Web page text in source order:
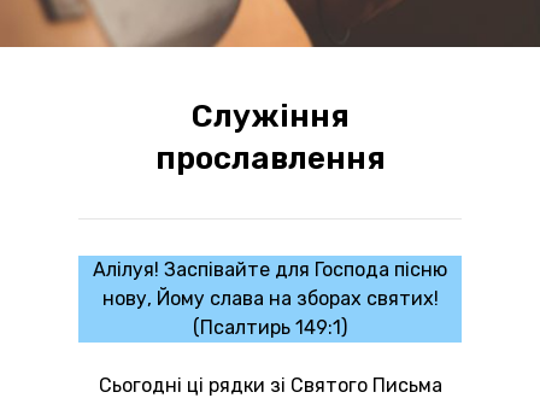
Служіння
прославлення
Алілуя! Заспівайте для Господа пісню
нову, Йому слава на зборах святих!
(Псалтирь 149:1)
Сьогодні ці рядки зі Святого Письма